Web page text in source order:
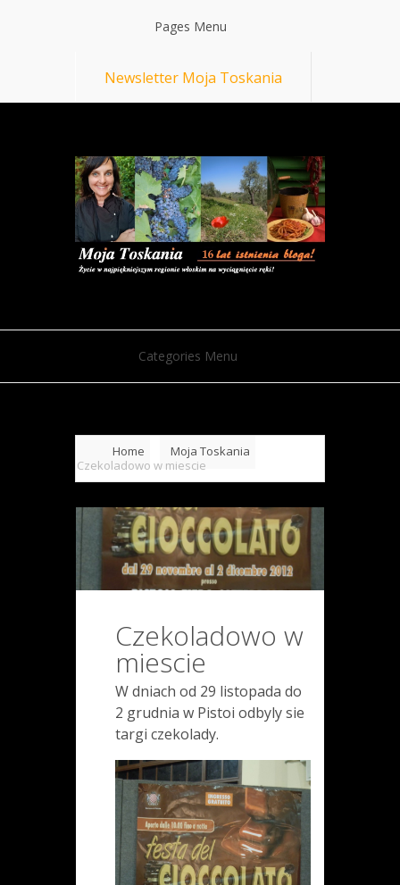
Pages Menu
Newsletter Moja Toskania
Categories Menu
Home
Moja Toskania
Czekoladowo w miescie
Czekoladowo w
miescie
W dniach od 29 listopada do
2 grudnia w Pistoi odbyly sie
targi czekolady.